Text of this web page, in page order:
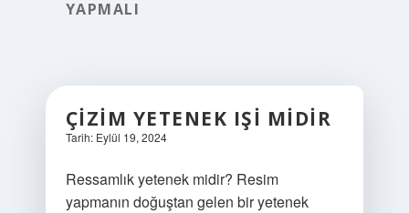
YAPMALI
ÇIZIM YETENEK IŞI MIDIR
Tarih: Eylül 19, 2024
Ressamlık yetenek midir? Resim
yapmanın doğuştan gelen bir yetenek